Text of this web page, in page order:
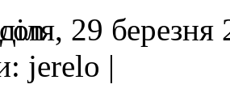
29
jerelo |